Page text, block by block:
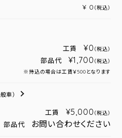
¥ 0 （税込）
工賃 ¥0 （税込）
部品代 ¥1,700 （税込）
※持込の場合は工賃￥500となります
般車）
工賃 ¥5,000 （税込）
部品代 お問い合わせください